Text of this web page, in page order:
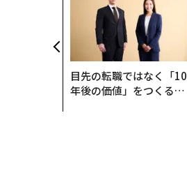
目先の転職ではなく「10
年後の価値」をつくる─